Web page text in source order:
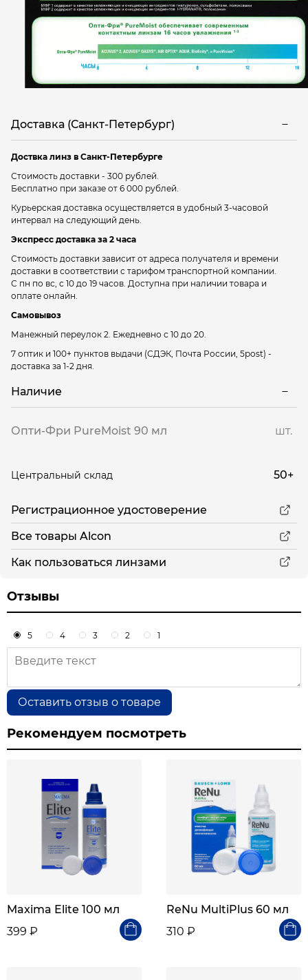
Доставка (Санкт-Петербург)
Доствка линз в Санкт-Петербурге
Стоимость доставки - 300 рублей.
Бесплатно при заказе от 6 000 рублей.
Курьерская доставка осуществляется в удобный 3-часовой
интервал на следующий день.
Экспресс доставка за 2 часа
Стоимость доставки зависит от адреса получателя и времени
доставки в соответствии с тарифом транспортной компании.
С пн по вс, с 10 до 19 часов. Доступна при наличии товара и
оплате онлайн.
Самовывоз
Манежный переулок 2. Ежедневно с 10 до 20.
7 оптик и 100+ пунктов выдачи (СДЭК, Почта России, 5post) -
доставка за 1-2 дня.
Наличие
Опти-Фри PureMoist 90 мл шт.
Центральный склад 50+
Регистрационное удостоверение
Все товары Alcon
Как пользоваться линзами
Отзывы
5 4 3 2 1
Оставить отзыв о товаре
Рекомендуем посмотреть
Maxima Elite 100 мл
399 ₽
ReNu MultiPlus 60 мл
310 ₽